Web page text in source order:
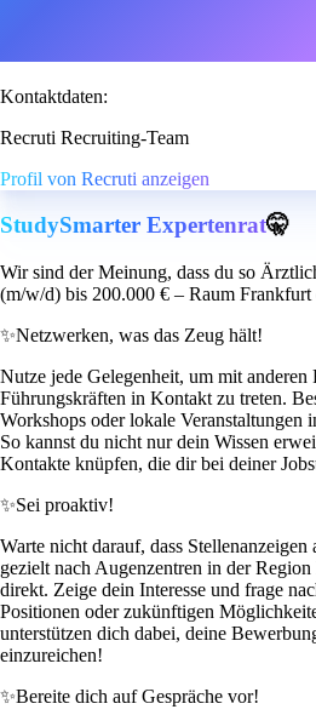
Kontaktdaten:
Recruti Recruiting-Team
Profil von Recruti anzeigen
StudySmarter Expertenrat🤫
Wir sind der Meinung, dass du so
(m/w/d) bis 200.000 € – Raum Frankfurt
✨Netzwerken, was das Zeug hält!
Nutze jede Gelegenheit, um mit anderen
Führungskräften in Kontakt zu treten.
Workshops oder lokale Veranstaltungen
So kannst du nicht nur dein Wissen
Kontakte knüpfen, die dir bei deiner
✨Sei proaktiv!
Warte nicht darauf, dass
gezielt nach Augenzentren in der
direkt. Zeige dein Interesse und frage
Positionen oder zukünftigen
unterstützen dich dabei, deine
einzureichen!
✨Bereite dich auf Gespräche vor!